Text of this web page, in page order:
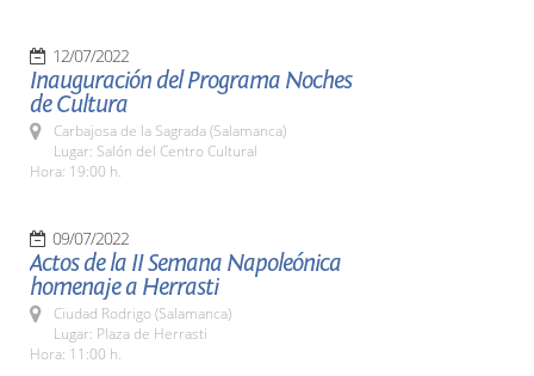
12/07/2022
Inauguración del Programa Noches
de Cultura
Carbajosa de la Sagrada (Salamanca)
Lugar: Salón del Centro Cultural
Hora: 19:00 h.
09/07/2022
Actos de la II Semana Napoleónica
homenaje a Herrasti
Ciudad Rodrigo (Salamanca)
Lugar: Plaza de Herrasti
Hora: 11:00 h.